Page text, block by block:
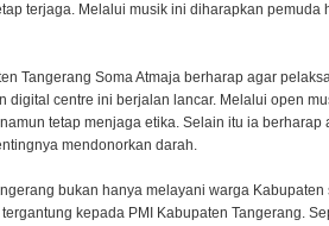
terjaga. Melalui musik ini diharapkan pemuda
Tangerang Soma Atmaja berharap agar
digital centre ini berjalan lancar. Melalui open
tetap menjaga etika. Selain itu ia berharap
mendonorkan darah.
bukan hanya melayani warga
kepada PMI Kabupaten Tangerang.